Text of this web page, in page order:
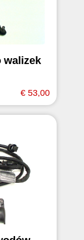
walizek
€ 53,00